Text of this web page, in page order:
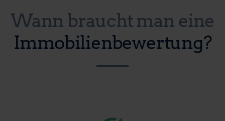
Wann braucht man eine
Immobilienbewertung?